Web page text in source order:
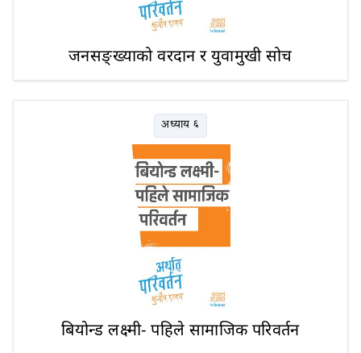
जनसङ्ख्याको वरदान र युवामुखी सोच
अध्याय ६
बियोन्ड लक्ष्मी- पहिले सामाजिक परिवर्तन